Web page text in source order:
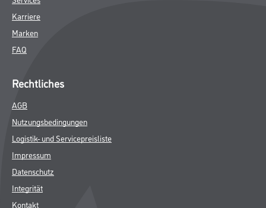
Karriere
Marken
FAQ
Rechtliches
AGB
Nutzungsbedingungen
Logistik- und Servicepreisliste
Impressum
Datenschutz
Integrität
Kontakt